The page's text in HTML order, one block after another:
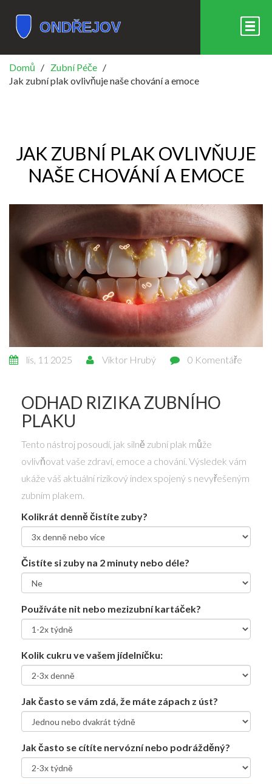
Domů
Zubní Péče
Jak zubní plak ovlivňuje naše chování a emoce
JAK ZUBNÍ PLAK OVLIVŇUJE
NAŠE CHOVÁNÍ A EMOCE
lis, 11 2025 Viktor Hrubý 0 Komentáře
ODHAD RIZIKA ZUBNÍHO
PLAKU
Tento nástroj posoudí, jak silně zubní plak může
ovlivňovat vaše zdraví, emoce a chování. Výsledek vám
ukáže váš aktuální rizikový index spojený s nevyřešeným
zubním plakem.
Kolikrát denně čistíte zuby?
Čistíte si zuby na 2 minuty nebo déle?
Používáte nit nebo mezizubní kartáček?
Kolik cukru ve vašem jídelníčku:
Jak často se vám zdá, že máte zápach z úst?
Jak často se cítíte nervózní nebo podrážděný?